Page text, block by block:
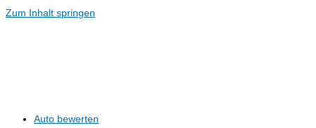
Zum Inhalt springen
Auto bewerten